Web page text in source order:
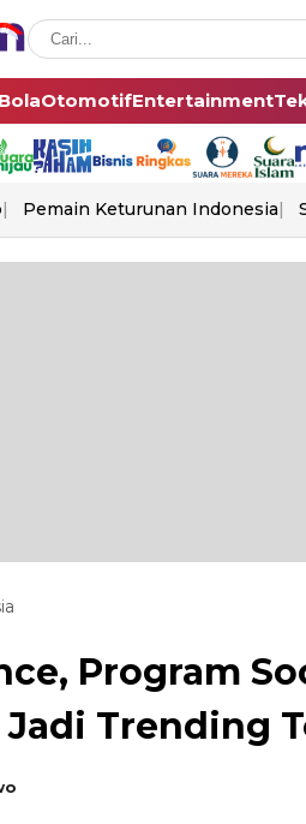
BolaOtomotifEntertainment
Pemain Keturunan Indonesia
Program
Trending